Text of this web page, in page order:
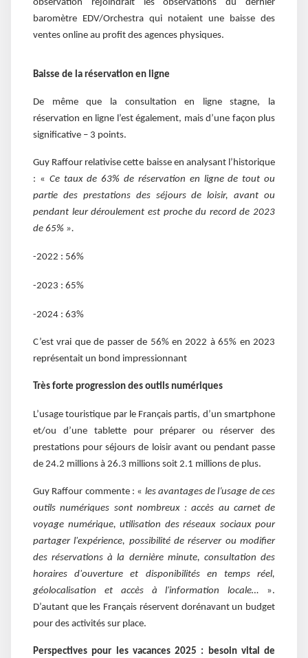
observation rejoindrait les observations du dernier
baromètre EDV/Orchestra qui notaient une baisse des
ventes online au profit des agences physiques.
Baisse de la réservation en ligne
De même que la consultation en ligne stagne, la
réservation en ligne l’est également, mais d’une façon plus
significative – 3 points.
Guy Raffour relativise cette baisse en analysant l’historique
: « Ce taux de 63% de réservation en ligne de tout ou
partie des prestations des séjours de loisir, avant ou
pendant leur déroulement est proche du record de 2023
de 65% ».
-2022 : 56%
-2023 : 65%
-2024 : 63%
C’est vrai que de passer de 56% en 2022 à 65% en 2023
représentait un bond impressionnant
Très forte progression des outils numériques
L’usage touristique par le Français partis, d’un smartphone
et/ou d’une tablette pour préparer ou réserver des
prestations pour séjours de loisir avant ou pendant passe
de 24.2 millions à 26.3 millions soit 2.1 millions de plus.
Guy Raffour commente : « les avantages de l’usage de ces
outils numériques sont nombreux : accès au carnet de
voyage numérique, utilisation des réseaux sociaux pour
partager l'expérience, possibilité de réserver ou modifier
des réservations à la dernière minute, consultation des
horaires d'ouverture et disponibilités en temps réel,
géolocalisation et accès à l'information locale… ».
D’autant que les Français réservent dorénavant un budget
pour des activités sur place.
Perspectives pour les vacances 2025 : besoin vital de